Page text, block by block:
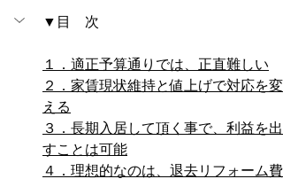
▼目　次
１．適正予算通りでは、正直難しい
２．家賃現状維持と値上げで対応を変
える
３．長期入居して頂く事で、利益を出
すことは可能
４．理想的なのは、退去リフォーム費